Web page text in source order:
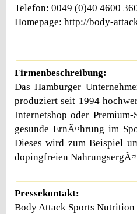
Telefon: 0049 (0)40 4600
Homepage: http://body-
Firmenbeschreibung:
Das Hamburger
produziert seit 1994
Internetshop oder
gesunde ErnÃ¤hrung im
Dieses wird zum Beispiel
dopingfreien
Pressekontakt:
Body Attack Sports Nutrition